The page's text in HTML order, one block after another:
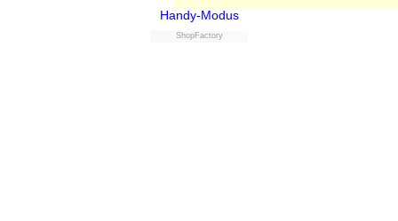
Handy-Modus
ShopFactory